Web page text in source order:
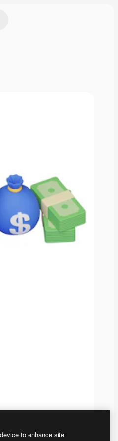
to enhance site